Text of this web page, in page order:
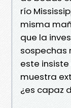
río
misma
que la
sospechas
este insiste
muestra
¿es capaz